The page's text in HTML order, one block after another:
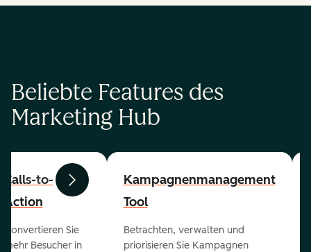
Beliebte Features des
Marketing Hub
ZurückWeiter
Calls-to-
Action
Konvertieren Sie
mehr Besucher in
Kampagnenmanagement
Tool
Betrachten, verwalten und
priorisieren Sie Kampagnen